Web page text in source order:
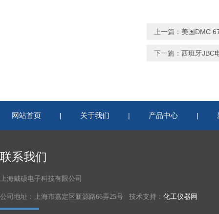
上一篇： 美国DMC
下一篇： 西班牙JBC
网站首页 | 关于我们 | 产品中心 |
联系我们
上海戴硕电子科技有限公司
公司地址：上海市嘉定区新源路66弄25号 技术支持： 化工仪器网